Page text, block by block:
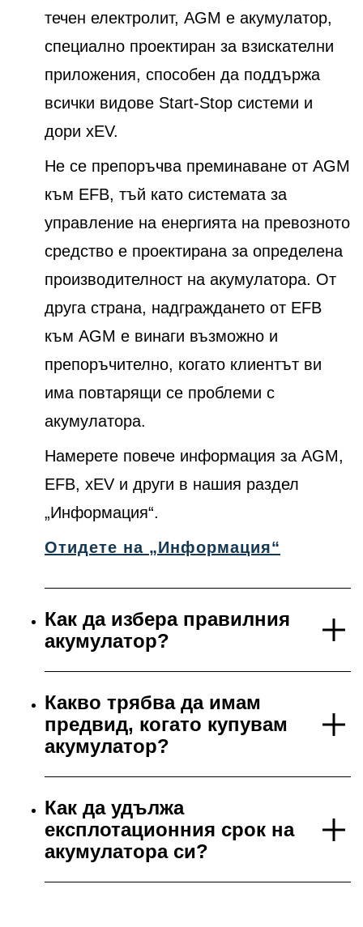
течен електролит, AGM е акумулатор,
специално проектиран за взискателни
приложения, способен да поддържа
всички видове Start-Stop системи и
дори xEV.
Не се препоръчва преминаване от AGM
към EFB, тъй като системата за
управление на енергията на превозното
средство е проектирана за определена
производителност на акумулатора. От
друга страна, надграждането от EFB
към AGM е винаги възможно и
препоръчително, когато клиентът ви
има повтарящи се проблеми с
акумулатора.
Намерете повече информация за AGM,
EFB, xEV и други в нашия раздел
„Информация“.
Отидете на „Информация“
Как да избера правилния
акумулатор?
Какво трябва да имам
предвид, когато купувам
акумулатор?
Как да удължа
експлотационния срок на
акумулатора си?